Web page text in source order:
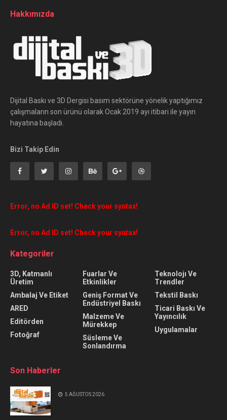
Hakkımızda
Dijital Baskı ve 3D Dergisi basım sektörüne yönelik yaptığımız
çalışmaların son ürünü olarak Ocak 2019 ayı itibari ile yayın
hayatına başladı.
Bizi Takip Edin
Error, no Ad ID set! Check your syntax!
Error, no Ad ID set! Check your syntax!
Kategoriler
3D, Katmanlı
Üretim
Ambalaj Ve Etiket
ARED
Editörden
Fotoğraf
Fuarlar Ve
Etkinlikler
Geniş Format Ve
Endüstriyel Baskı
Malzeme Ve
Mürekkep
Süsleme Ve
Sonlandırma
Teknolojı Ve
Trendler
Tekstil Baskı
Ticari Baskı Ve
Yayıncılık
Uygulamalar
Son Haberler
5 AĞUSTOS 2026